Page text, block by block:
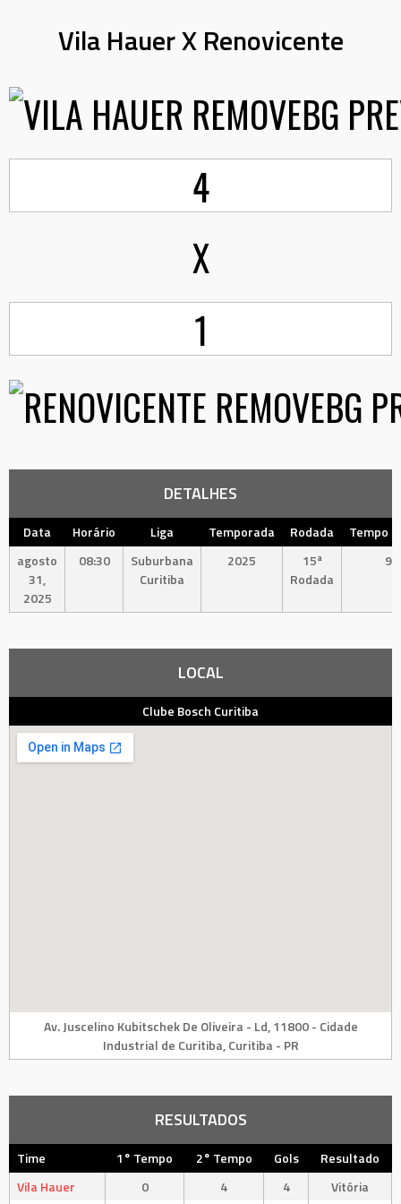
Vila Hauer X Renovicente
4
X
1
DETALHES
Data Horário Liga Temporada Rodada
Tempo
agosto
31,
2025
08:30
Suburbana
Curitiba
2025
15ª
Rodada
90'
LOCAL
Clube Bosch Curitiba
Av. Juscelino Kubitschek De Oliveira - Ld, 11800 - Cidade
Industrial de Curitiba, Curitiba - PR
RESULTADOS
Time 1° Tempo 2° Tempo Gols
Resultado
Vila Hauer
0 4 4 Vitória